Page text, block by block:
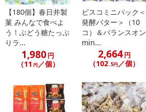
【180個】春日井製
菓 みんなで食べよ
う！ぶどう糖たっぷ
りラ...
1,980円
（11 円／個）
ビスコミニパック＜
発酵バター＞（10
コ）＆バランスオン
min...
2,664円
（102.5円 ／個）